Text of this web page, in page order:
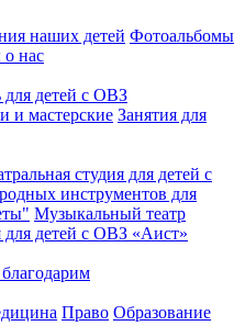
наших детей Фотоальбомы
нас
для детей с ОВЗ
и мастерские Занятия для
студия для детей с
инструментов для
Музыкальный театр
для детей с ОВЗ «Аист»
Право Образование